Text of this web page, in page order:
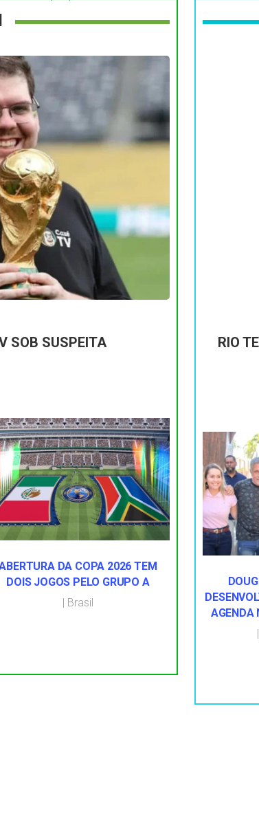
SOB SUSPEITA
DA COPA 2026 TEM
DOIS JOGOS PELO GRUPO A
Brasil
RIO
AGENDA
|